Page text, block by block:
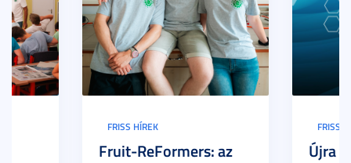
FRISS HÍREK
Fruit-ReFormers: az
FRISS
Újra